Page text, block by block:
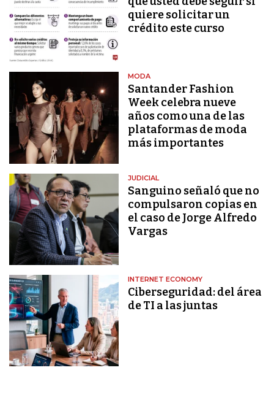
quiere solicitar un
crédito este curso
MODA
Santander Fashion
Week celebra nueve
años como una de las
plataformas de moda
más importantes
JUDICIAL
Sanguino señaló que no
compulsaron copias en
el caso de Jorge Alfredo
Vargas
INTERNET ECONOMY
Ciberseguridad: del área
de TI a las juntas